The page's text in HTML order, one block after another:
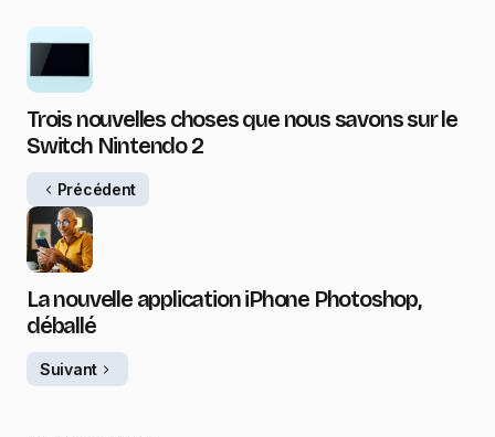
Trois nouvelles choses que nous savons sur le
Switch Nintendo 2
Précédent
La nouvelle application iPhone Photoshop,
déballé
Suivant